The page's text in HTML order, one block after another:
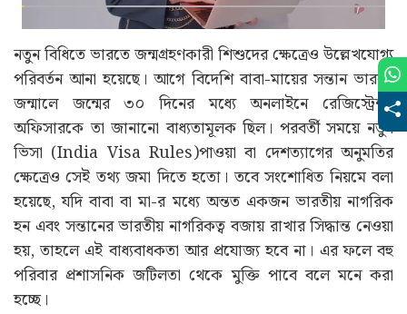
নতুন বিধিতে ভারতে জন্মগ্রহণকারী শিশুদের ক্ষেত্রেও উল্লেখযোগ্য
পরিবর্তন আনা হয়েছে। আগে বিদেশি বাবা-মায়ের সন্তান ভারতে
জন্মালে জন্মের ৩০ দিনের মধ্যে অনলাইনে রেজিস্ট্রেশন
অফিসারকে তা জানানো বাধ্যতামূলক ছিল। পরবর্তী সময়ে নতুন
ভিসা (India Visa Rules)পাওয়া বা দেশত্যাগের অনুমতির
ক্ষেত্রেও সেই তথ্য জমা দিতে হতো। তবে সংশোধিত নিয়মে বলা
হয়েছে, যদি বাবা বা মা-র মধ্যে অন্তত একজন ভারতীয় নাগরিক
হন এবং সন্তানের ভারতীয় নাগরিকত্ব বজায় রাখার সিদ্ধান্ত নেওয়া
হয়, তাহলে এই বাধ্যবাধকতা আর প্রযোজ্য হবে না। এর ফলে বহু
পরিবার প্রশাসনিক জটিলতা থেকে মুক্তি পাবে বলে মনে করা
হচ্ছে।